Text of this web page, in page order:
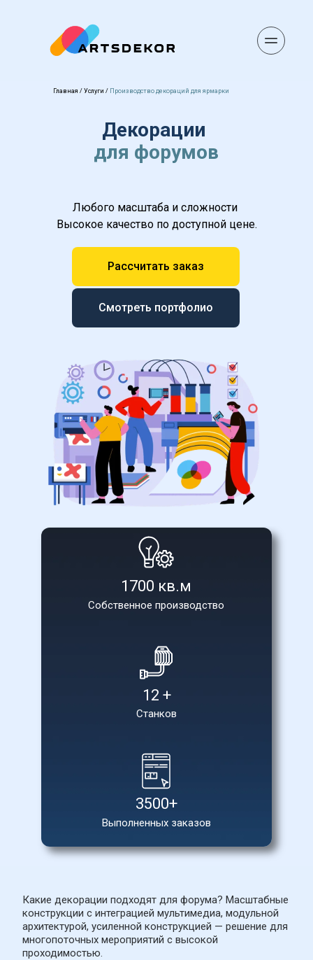
Главная / Услуги / Производство декораций для ярмарки
Декорации
для форумов
Любого масштаба и сложности
Высокое качество по доступной цене.
Рассчитать заказ
Смотреть портфолио
Собственное производство
1700 кв.м
Станков
Выполненных заказов
12 +
3500+
Какие декорации подходят для форума? Масштабные
конструкции с интеграцией мультимедиа, модульной
архитектурой, усиленной конструкцией — решение для
многопоточных мероприятий с высокой
проходимостью.